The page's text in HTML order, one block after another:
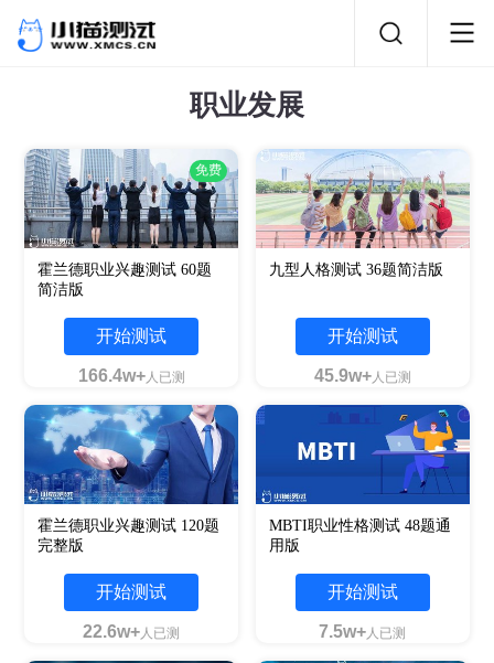
职业发展
免费
霍兰德职业兴趣测试 60题
简洁版
开始测试
166.4w+人已测
九型人格测试 36题简洁版
开始测试
45.9w+人已测
霍兰德职业兴趣测试 120题
完整版
开始测试
22.6w+人已测
MBTI职业性格测试 48题通
用版
开始测试
7.5w+人已测